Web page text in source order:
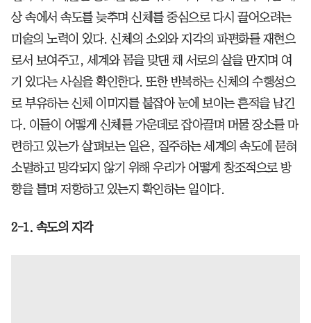
상 속에서 속도를 늦추며 신체를 중심으로 다시 끌어오려는
미술의 노력이 있다. 신체의 소외와 지각의 파편화를 재현으
로서 보여주고, 세계와 몸을 맞댄 채 서로의 살을 만지며 여
기 있다는 사실을 확인한다. 또한 반복하는 신체의 수행성으
로 부유하는 신체 이미지를 붙잡아 눈에 보이는 흔적을 남긴
다. 이들이 어떻게 신체를 가운데로 잡아끌며 머물 장소를 마
련하고 있는가 살펴보는 일은, 질주하는 세계의 속도에 묻혀
소멸하고 망각되지 않기 위해 우리가 어떻게 창조적으로 방
향을 틀며 저항하고 있는지 확인하는 일이다.
2-1. 속도의 지각